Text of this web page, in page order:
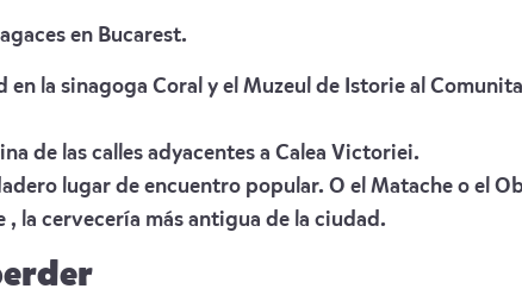
en Bucarest.
en la sinagoga Coral y el Muzeul de Istorie al
de las calles adyacentes a Calea Victoriei.
lugar de encuentro popular. O el Matache o el
, la cervecería más antigua de la ciudad.